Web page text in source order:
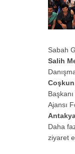
Sabah
Salih
Başkanı
Ajansı
Daha
ziyaret